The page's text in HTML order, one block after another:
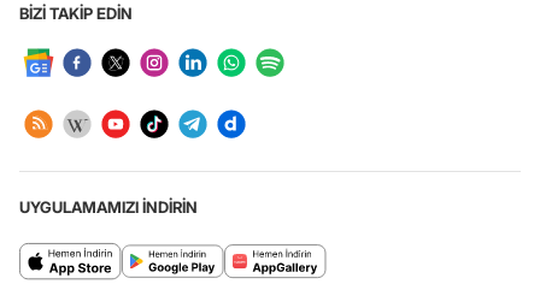
BİZİ TAKİP EDİN
UYGULAMAMIZI İNDİRİN